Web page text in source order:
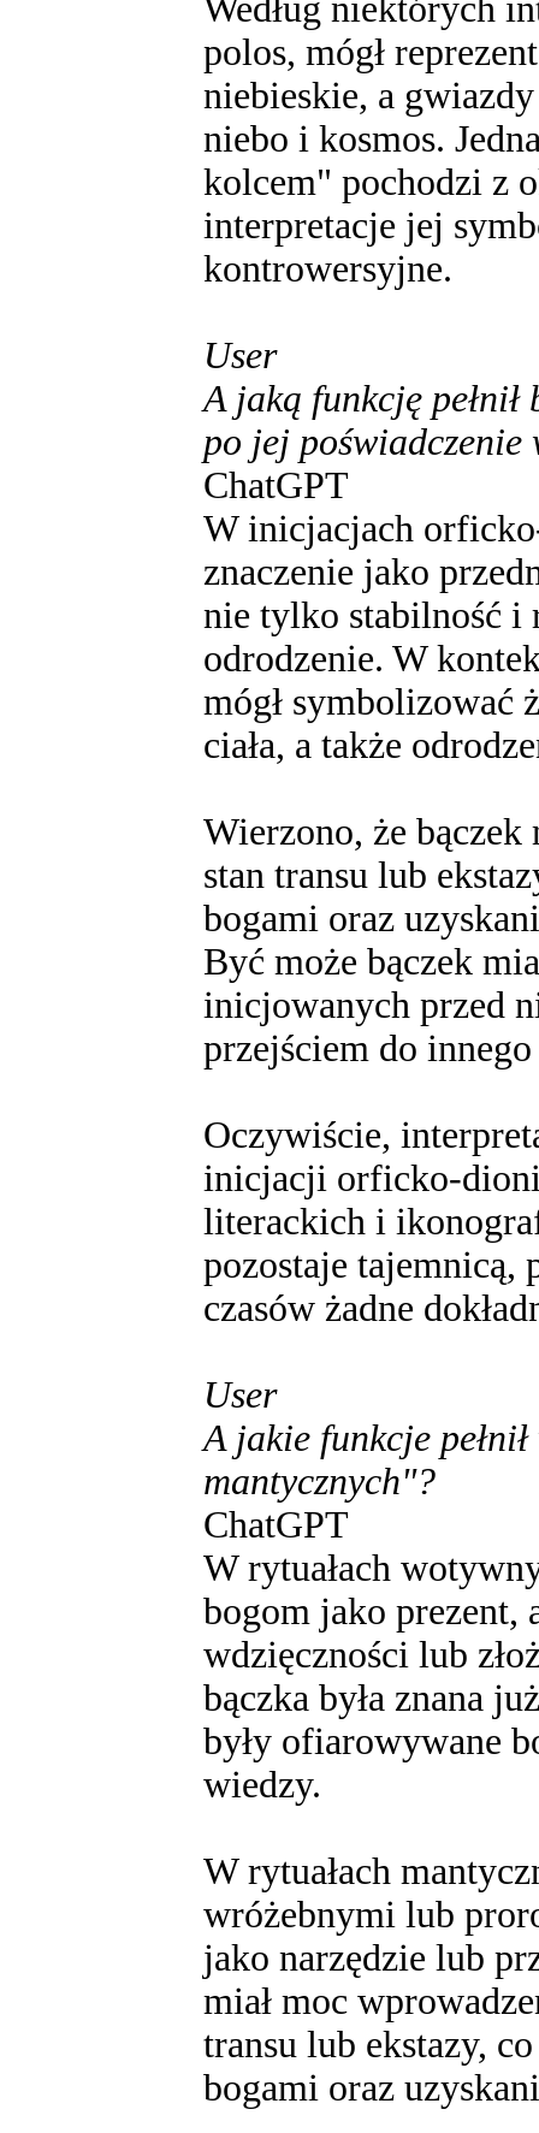
Według niektórych
polos, mógł
niebieskie, a
niebo i kosmos.
kolcem" pochodzi z
interpretacje jej
kontrowersyjne.
User
A jaką funkcję
po jej poświadczenie
ChatGPT
W inicjacjach
znaczenie jako
nie tylko stabilność i
odrodzenie. W
mógł symbolizować
ciała, a także
Wierzono, że
stan transu lub
bogami oraz
Być może bączek
inicjowanych przed
przejściem do
Oczywiście,
inicjacji orficko-
literackich i
pozostaje tajemnicą,
czasów żadne
User
A jakie funkcje
mantycznych"?
ChatGPT
W rytuałach
bogom jako prezent,
wdzięczności lub
bączka była znana
były ofiarowywane
wiedzy.
W rytuałach
wróżebnymi lub
jako narzędzie lub
miał moc
transu lub ekstazy,
bogami oraz